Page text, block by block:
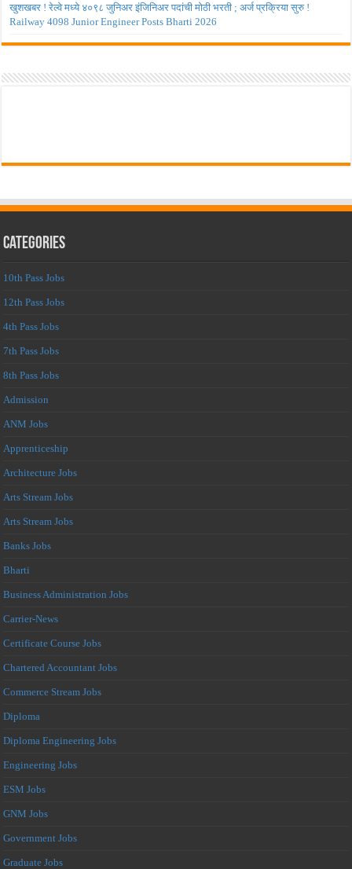
खुशखबर ! रेल्वे मध्ये ४०९८ जुनिअर इंजिनिअर पदांची मोठी भरती ; अर्ज प्रक्रिया सुरु !
Railway 4098 Junior Engineer Posts Bharti 2026
Categories
10th Pass Jobs
12th Pass Jobs
4th Pass Jobs
7th Pass Jobs
8th Pass Jobs
Admission
ANM Jobs
Apprenticeship
Architecture Jobs
Arts Stream Jobs
Arts Stream Jobs
Banks Jobs
Bharti
Business Administration Jobs
Carrier-News
Certificate Course Jobs
Chartered Accountant Jobs
Commerce Stream Jobs
Diploma
Diploma Engineering Jobs
Engineering Jobs
ESM Jobs
GNM Jobs
Government Jobs
Graduate Jobs